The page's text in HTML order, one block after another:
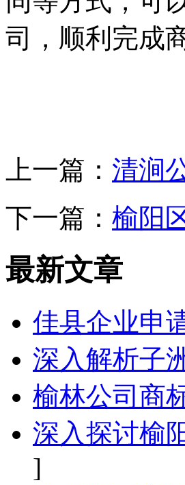
司，顺利完成
上一篇： 清涧
下一篇： 榆阳
最新文章
佳县企业申
深入解析子
榆林公司商
深入探讨榆
]